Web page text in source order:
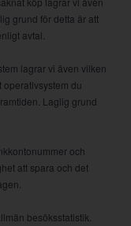
grund för detta är att
avtal.
lagrar vi även vilken
du
Laglig grund
och
att spara och det
besöksstatistik.